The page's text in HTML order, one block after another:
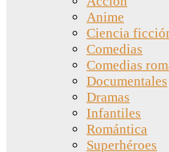
Anime
Ciencia
Comedias
Comedias
Documentales
Dramas
Infantiles
Romántica
Superhéroes